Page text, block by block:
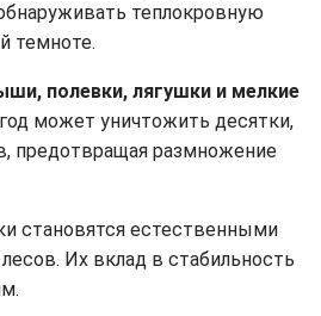
теплокровную
темноте.
полевки, лягушки и мелкие
может уничтожить десятки,
предотвращая размножение
становятся естественными
Их вклад в стабильность